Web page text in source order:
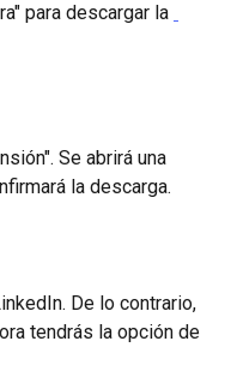
para descargar la
Se abrirá una
la descarga.
De lo contrario,
tendrás la opción de